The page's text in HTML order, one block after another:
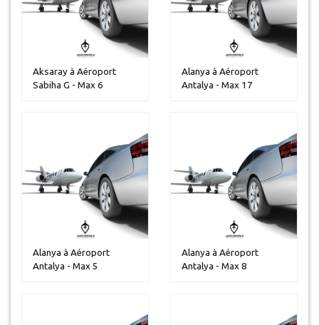
Aksaray à Aéroport
Sabiha G - Max 6
Alanya à Aéroport
Antalya - Max 17
Alanya à Aéroport
Antalya - Max 5
Alanya à Aéroport
Antalya - Max 8